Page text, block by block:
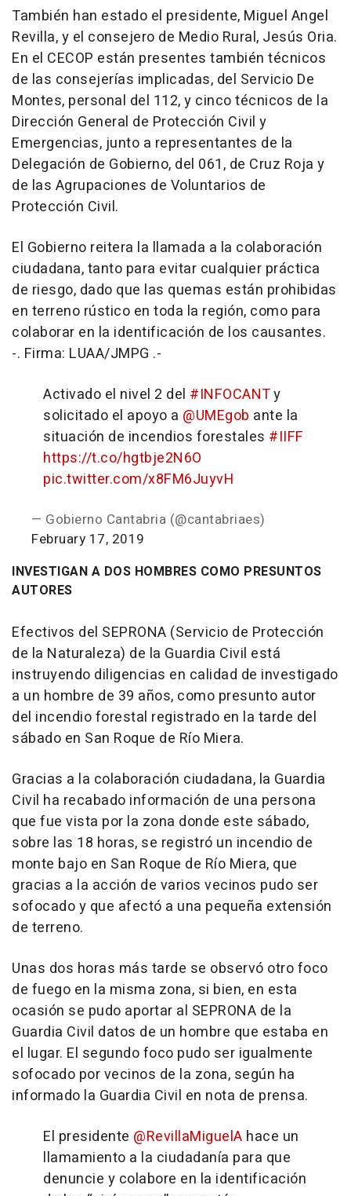
También han estado el presidente, Miguel Angel
Revilla, y el consejero de Medio Rural, Jesús Oria.
En el CECOP están presentes también técnicos
de las consejerías implicadas, del Servicio De
Montes, personal del 112, y cinco técnicos de la
Dirección General de Protección Civil y
Emergencias, junto a representantes de la
Delegación de Gobierno, del 061, de Cruz Roja y
de las Agrupaciones de Voluntarios de
Protección Civil.
El Gobierno reitera la llamada a la colaboración
ciudadana, tanto para evitar cualquier práctica
de riesgo, dado que las quemas están prohibidas
en terreno rústico en toda la región, como para
colaborar en la identificación de los causantes.
-. Firma: LUAA/JMPG .-
Activado el nivel 2 del #INFOCANTy
solicitado el apoyo a @UMEgob ante la
situación de incendios forestales #IIFF
https://t.co/hgtbje2N6O
pic.twitter.com/x8FM6JuyvH
— Gobierno Cantabria (@cantabriaes)
February 17, 2019
INVESTIGAN A DOS HOMBRES COMO PRESUNTOS
AUTORES
Efectivos del SEPRONA (Servicio de Protección
de la Naturaleza) de la Guardia Civil está
instruyendo diligencias en calidad de investigado
a un hombre de 39 años, como presunto autor
del incendio forestal registrado en la tarde del
sábado en San Roque de Río Miera.
Gracias a la colaboración ciudadana, la Guardia
Civil ha recabado información de una persona
que fue vista por la zona donde este sábado,
sobre las 18 horas, se registró un incendio de
monte bajo en San Roque de Río Miera, que
gracias a la acción de varios vecinos pudo ser
sofocado y que afectó a una pequeña extensión
de terreno.
Unas dos horas más tarde se observó otro foco
de fuego en la misma zona, si bien, en esta
ocasión se pudo aportar al SEPRONA de la
Guardia Civil datos de un hombre que estaba en
el lugar. El segundo foco pudo ser igualmente
sofocado por vecinos de la zona, según ha
informado la Guardia Civil en nota de prensa.
El presidente @RevillaMiguelA hace un
llamamiento a la ciudadanía para que
denuncie y colabore en la identificación